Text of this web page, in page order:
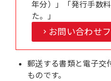
年分）」「発行手数
た。」
お問い合わせ
郵送する書類と電子交
ものです。